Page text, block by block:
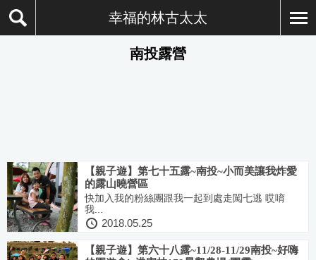
幸福的林古太太
南投露營
【親子遊】第七十五露~南投~小而美讓我炸愛
的露山曉營區
快加入我的粉絲團跟我一起到處走闖七逃 哎唷
我...
2018.05.25
【親子遊】第六十八露~11/28-11/29南投~好嗨